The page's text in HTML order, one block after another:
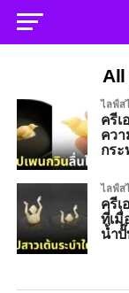
All
ไลฟ์ส
ครีเ
คว
กระ
ไลฟ์ส
ครีเ
ที่เมื่
น้ำปั๊